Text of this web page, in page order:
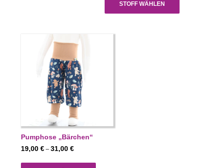
31,00 €
STOFF WÄHLEN
Pumphose „Bärchen“
19,00 € – 31,00 €Preisspanne: